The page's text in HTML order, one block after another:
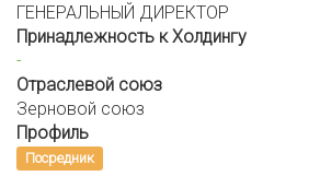
ГЕНЕРАЛЬНЫЙ ДИРЕКТОР
Принадлежность к Холдингу
-
Отраслевой союз
Зерновой союз
Профиль
Посредник